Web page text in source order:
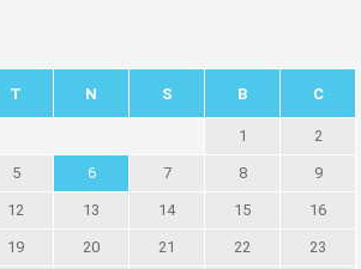
T N S B C
1 2
5 6 7 8 9
12 13 14 15 16
19 20 21 22 23